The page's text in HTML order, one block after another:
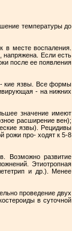
температуры до
в месте воспаления.
напряжена. Если есть
после ее появления
кие язвы. Все формы
- на нижних
значение имеют
расширение вен);
язвы). Рецидивы
рожи про- ходят к 5-8
Возможно развитие
Этиотропная
и др.). Менее
проведение двух
в суточной